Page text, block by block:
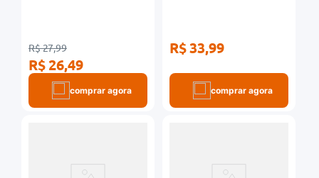
R$ 27,99
R$ 26,49
comprar agora
R$ 33,99
comprar agora